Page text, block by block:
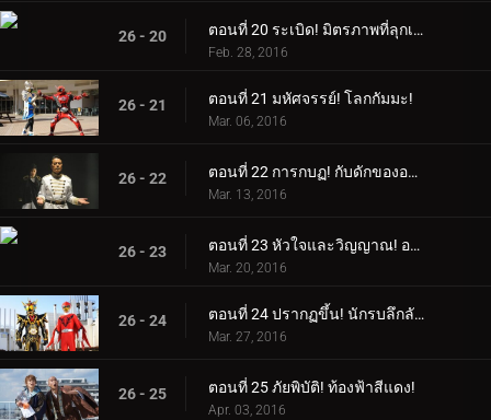
26 - 20 ตอนที่ 20 ระเบิด! มิตรภาพที่ลุกเป็นไฟ!
Feb. 28, 2016
26 - 21 ตอนที่ 21 มหัศจรรย์! โลกกัมมะ!
Mar. 06, 2016
26 - 22 ตอนที่ 22 การกบฏ! กับดักของอาเดล!
Mar. 13, 2016
26 - 23 ตอนที่ 23 หัวใจและวิญญาณ! อายคอนยักษ์!
Mar. 20, 2016
26 - 24 ตอนที่ 24 ปรากฏขึ้น! นักรบลึกลับ!
Mar. 27, 2016
26 - 25 ตอนที่ 25 ภัยพิบัติ! ท้องฟ้าสีแดง!
Apr. 03, 2016